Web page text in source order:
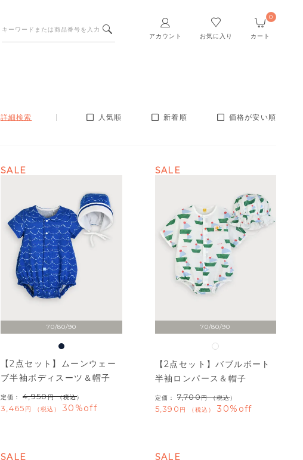
アカウント お気に入り カート
0
人気順 新着順 価格が安い順
詳細検索
70/80/90
SALE
【2点セット】ムーンウェー
ブ半袖ボディスーツ＆帽子
定価： 4,950 （税込）
3,465 税込 30%off
70/80/90
SALE
【2点セット】バブルボート
半袖ロンパース＆帽子
定価： 7,700 （税込）
5,390 税込 30%off
SALE SALE